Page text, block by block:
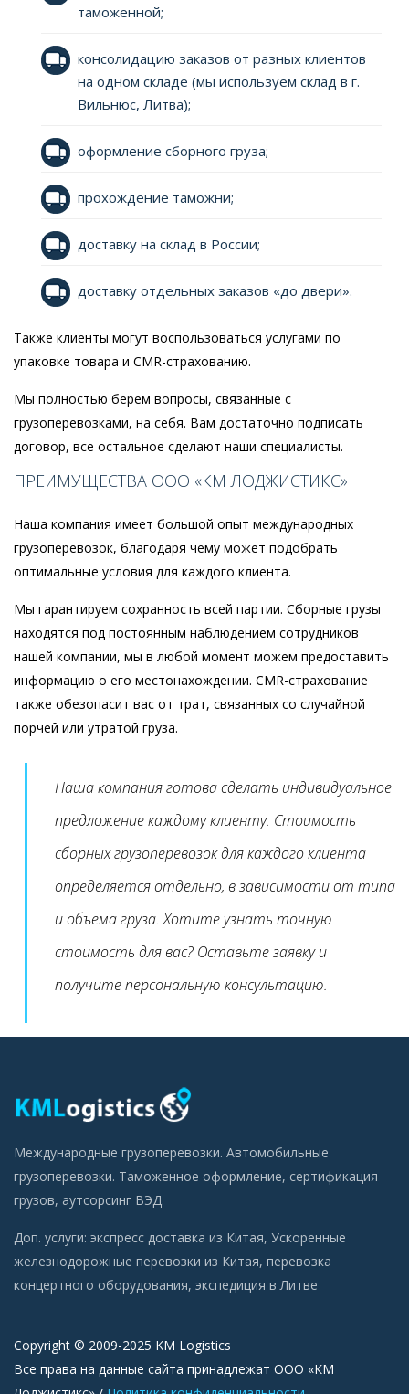
таможенной;
консолидацию заказов от разных клиентов
на одном складе (мы используем склад в г.
Вильнюс, Литва);
оформление сборного груза;
прохождение таможни;
доставку на склад в России;
доставку отдельных заказов «до двери».
Также клиенты могут воспользоваться услугами по
упаковке товара и CMR-страхованию.
Мы полностью берем вопросы, связанные с
грузоперевозками, на себя. Вам достаточно подписать
договор, все остальное сделают наши специалисты.
ПРЕИМУЩЕСТВА ООО «КМ ЛОДЖИСТИКС»
Наша компания имеет большой опыт международных
грузоперевозок, благодаря чему может подобрать
оптимальные условия для каждого клиента.
Мы гарантируем сохранность всей партии. Сборные грузы
находятся под постоянным наблюдением сотрудников
нашей компании, мы в любой момент можем предоставить
информацию о его местонахождении. CMR-страхование
также обезопасит вас от трат, связанных со случайной
порчей или утратой груза.
Наша компания готова сделать индивидуальное
предложение каждому клиенту. Стоимость
сборных грузоперевозок для каждого клиента
определяется отдельно, в зависимости от типа
и объема груза. Хотите узнать точную
стоимость для вас? Оставьте заявку и
получите персональную консультацию.
Международные грузоперевозки. Автомобильные
грузоперевозки. Таможенное оформление, сертификация
грузов, аутсорсинг ВЭД.
Доп. услуги: экспресс доставка из Китая, Ускоренные
железнодорожные перевозки из Китая, перевозка
концертного оборудования, экспедиция в Литве
Copyright © 2009-2025 KM Logistics
Все права на данные сайта принадлежат ООО «КМ